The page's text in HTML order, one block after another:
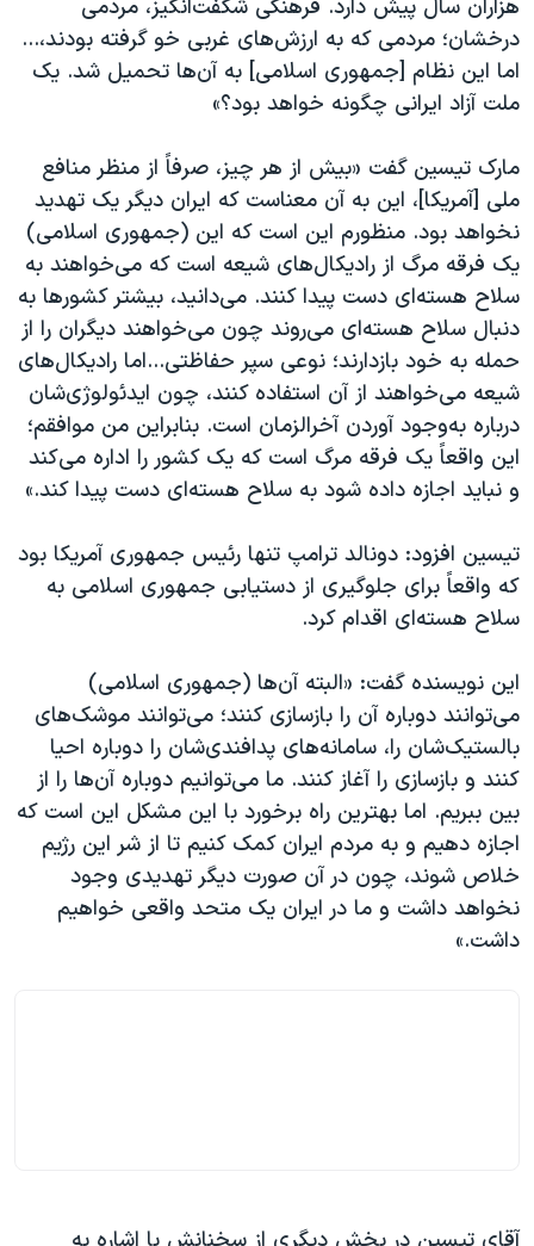
هزاران سال پیش دارد. فرهنگی شگفت‌انگیز، مردمی
درخشان؛ مردمی که به ارزش‌های غربی خو گرفته بودند،...
اما این نظام [جمهوری اسلامی] به آن‌ها تحمیل شد. یک
ملت آزاد ایرانی چگونه خواهد بود؟»
مارک تیسین گفت «بیش از هر چیز، صرفاً از منظر منافع
ملی [آمریکا]، این به آن معناست که ایران دیگر یک تهدید
نخواهد بود. منظورم این است که این (جمهوری اسلامی)
یک فرقه مرگ از رادیکال‌های شیعه است که می‌خواهند به
سلاح هسته‌ای دست پیدا کنند. می‌دانید، بیشتر کشورها به
دنبال سلاح هسته‌ای می‌روند چون می‌خواهند دیگران را از
حمله به خود بازدارند؛ نوعی سپر حفاظتی...اما رادیکال‌های
شیعه می‌خواهند از آن استفاده کنند، چون ایدئولوژی‌شان
درباره به‌وجود آوردن آخرالزمان است. بنابراین من موافقم؛
این واقعاً یک فرقه مرگ است که یک کشور را اداره می‌کند
و نباید اجازه داده شود به سلاح هسته‌ای دست پیدا کند.»
تیسین افزود: دونالد ترامپ تنها رئیس جمهوری آمریکا بود
که واقعاً برای جلوگیری از دستیابی جمهوری اسلامی به
سلاح هسته‌ای اقدام کرد.
این نویسنده گفت: «البته آن‌ها (جمهوری اسلامی)
می‌توانند دوباره آن را بازسازی کنند؛ می‌توانند موشک‌های
بالستیک‌شان را، سامانه‌های پدافندی‌شان را دوباره احیا
کنند و بازسازی را آغاز کنند. ما می‌توانیم دوباره آن‌ها را از
بین ببریم. اما بهترین راه برخورد با این مشکل این است که
اجازه دهیم و به مردم ایران کمک کنیم تا از شر این رژیم
خلاص شوند، چون در آن صورت دیگر تهدیدی وجود
نخواهد داشت و ما در ایران یک متحد واقعی خواهیم
داشت.»